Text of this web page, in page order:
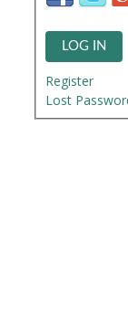
LOG IN
Register
Lost